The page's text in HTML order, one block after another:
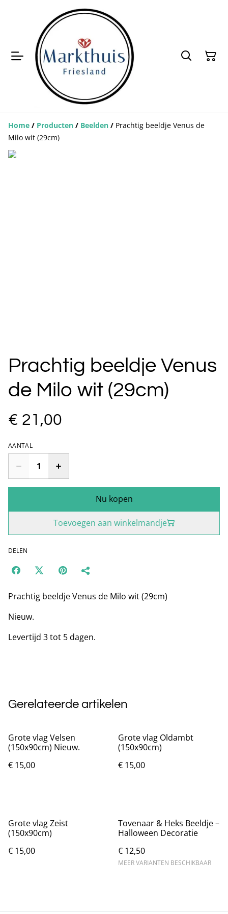
Home / Producten / Beelden / Prachtig beeldje Venus de
Milo wit (29cm)
Prachtig beeldje Venus
de Milo wit (29cm)
€ 21,00
AANTAL
Nu kopen
Toevoegen aan winkelmandje
DELEN
Prachtig beeldje Venus de Milo wit (29cm)
Nieuw.
Levertijd 3 tot 5 dagen.
Gerelateerde artikelen
Grote vlag Velsen
(150x90cm) Nieuw.
€ 15,00
Grote vlag Oldambt
(150x90cm)
€ 15,00
Grote vlag Zeist
(150x90cm)
€ 15,00
Tovenaar & Heks Beeldje –
Halloween Decoratie
€ 12,50
MEER VARIANTEN BESCHIKBAAR